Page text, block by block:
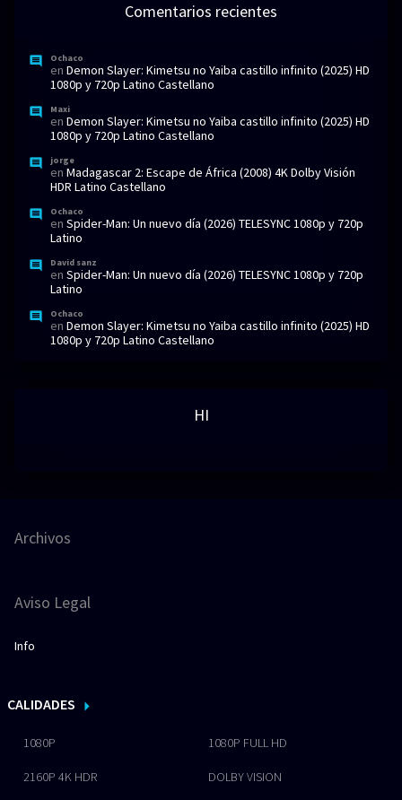
Comentarios recientes
Ochaco
en Demon Slayer: Kimetsu no Yaiba castillo infinito (2025) HD
1080p y 720p Latino Castellano
Maxi
en Demon Slayer: Kimetsu no Yaiba castillo infinito (2025) HD
1080p y 720p Latino Castellano
jorge
en Madagascar 2: Escape de África (2008) 4K Dolby Visión
HDR Latino Castellano
Ochaco
en Spider-Man: Un nuevo día (2026) TELESYNC 1080p y 720p
Latino
David sanz
en Spider-Man: Un nuevo día (2026) TELESYNC 1080p y 720p
Latino
Ochaco
en Demon Slayer: Kimetsu no Yaiba castillo infinito (2025) HD
1080p y 720p Latino Castellano
HI
Archivos
Aviso Legal
Info
CALIDADES
1080P 1080P FULL HD
2160P 4K HDR DOLBY VISION